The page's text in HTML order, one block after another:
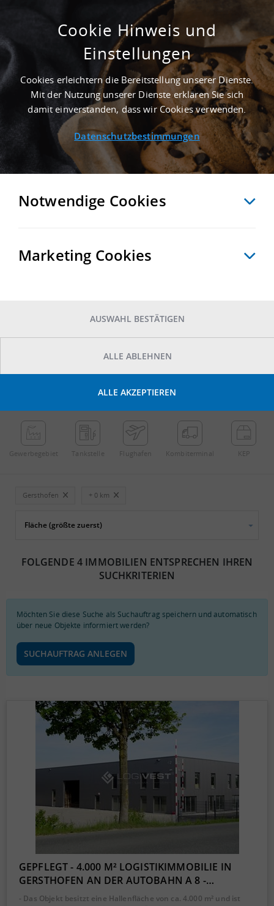
SUCHE ANPASSEN
4 Treffer anzeigen
4
POINTS OF INTEREST
Gewerbe­gebiet Tankstelle Flughafen Kombi­terminal KEP
Gersthofen + 0 km
FOLGENDE 4 IMMOBILIEN ENTSPRECHEN IHREN
SUCHKRITERIEN
Möchten Sie diese Suche als Suchauftrag speichern und automatisch
über neue Objekte informiert werden?
SUCHAUFTRAG ANLEGEN
GEPFLEGT - 4.000 M² LOGISTIKIMMOBILIE IN
GERSTHOFEN AN DER AUTOBAHN A 8 -…
- Das Objekt besitzt eine Hallenfläche von ca. 4.000 m² und ist
Cookie Hinweis und
Einstellungen
Cookies erleichtern die Bereitstellung unserer Dienste.
Mit der Nutzung unserer Dienste erklären Sie sich
damit einverstanden, dass wir Cookies verwenden.
Datenschutzbestimmungen
Notwendige Cookies
Marketing Cookies
AUSWAHL BESTÄTIGEN
ALLE ABLEHNEN
ALLE AKZEPTIEREN